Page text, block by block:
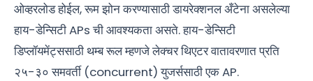
ओव्हरलोड होईल, रूम झोन करण्यासाठी डायरेक्शनल अँटेना असलेल्या
हाय-डेन्सिटी APs ची आवश्यकता असते. हाय-डेन्सिटी
डिप्लॉयमेंट्ससाठी थम्ब रूल म्हणजे लेक्चर थिएटर वातावरणात प्रति
२५-३० समवर्ती (concurrent) युजर्ससाठी एक AP.